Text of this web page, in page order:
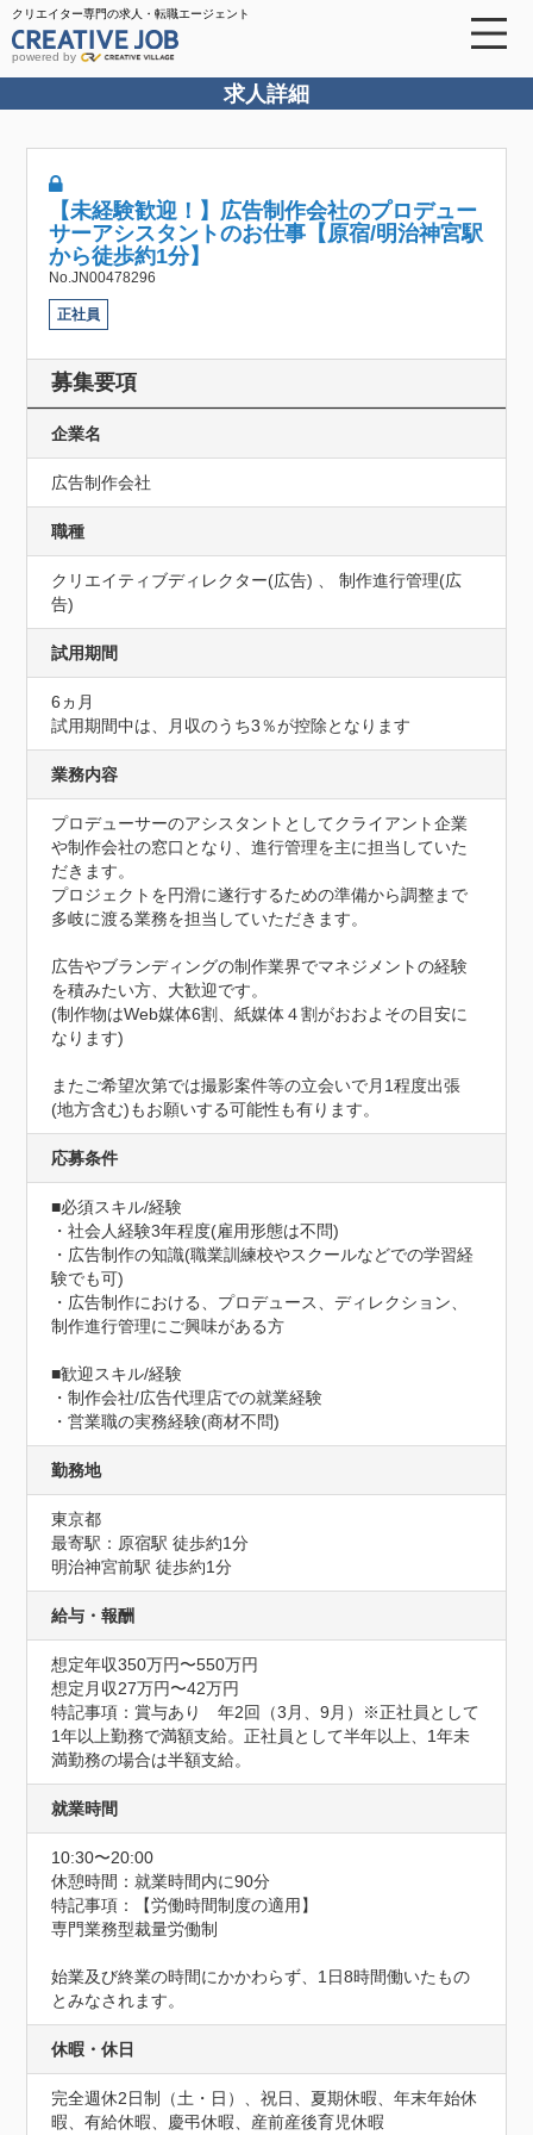
クリエイター専門の求人・転職エージェント
powered by
求人詳細
【未経験歓迎！】広告制作会社のプロデュー
サーアシスタントのお仕事【原宿/明治神宮駅
から徒歩約1分】
No.JN00478296
正社員
募集要項
企業名
広告制作会社
職種
クリエイティブディレクター(広告) 、 制作進行管理(広
告)
試用期間
6ヵ月
試用期間中は、月収のうち3％が控除となります
業務内容
プロデューサーのアシスタントとしてクライアント企業
や制作会社の窓口となり、進行管理を主に担当していた
だきます。
プロジェクトを円滑に遂行するための準備から調整まで
多岐に渡る業務を担当していただきます。
広告やブランディングの制作業界でマネジメントの経験
を積みたい方、大歓迎です。
(制作物はWeb媒体6割、紙媒体４割がおおよその目安に
なります)
またご希望次第では撮影案件等の立会いで月1程度出張
(地方含む)もお願いする可能性も有ります。
応募条件
■必須スキル/経験
・社会人経験3年程度(雇用形態は不問)
・広告制作の知識(職業訓練校やスクールなどでの学習経
験でも可)
・広告制作における、プロデュース、ディレクション、
制作進行管理にご興味がある方
■歓迎スキル/経験
・制作会社/広告代理店での就業経験
・営業職の実務経験(商材不問)
勤務地
東京都
最寄駅：原宿駅 徒歩約1分
明治神宮前駅 徒歩約1分
給与・報酬
想定年収350万円〜550万円
想定月収27万円〜42万円
特記事項：賞与あり　年2回（3月、9月）※正社員として
1年以上勤務で満額支給。正社員として半年以上、1年未
満勤務の場合は半額支給。
就業時間
10:30〜20:00
休憩時間：就業時間内に90分
特記事項：【労働時間制度の適用】
専門業務型裁量労働制
始業及び終業の時間にかかわらず、1日8時間働いたもの
とみなされます。
休暇・休日
完全週休2日制（土・日）、祝日、夏期休暇、年末年始休
暇、有給休暇、慶弔休暇、産前産後育児休暇